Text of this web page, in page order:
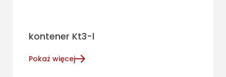
kontener Kt3-l
Pokaż więcej